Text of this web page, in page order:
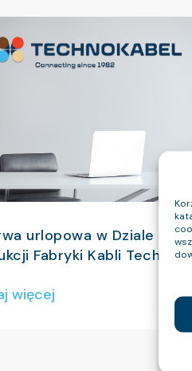
urlopowa w Dziale
Fabryki Kabli
więcej